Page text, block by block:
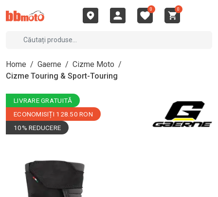
0 0
Home / Gaerne / Cizme Moto /
Cizme Touring & Sport-Touring
LIVRARE GRATUITĂ
ECONOMISIȚI 128.50 RON
10% REDUCERE